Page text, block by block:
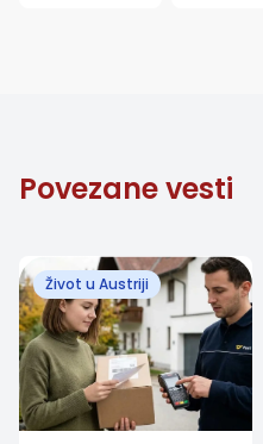
Povezane vesti
Život u Austriji